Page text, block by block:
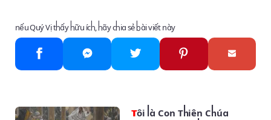
nếu Quý Vị thấy hữu ích, hãy chia sẻ bài viết này
Tôi là Con Thiên Chúa